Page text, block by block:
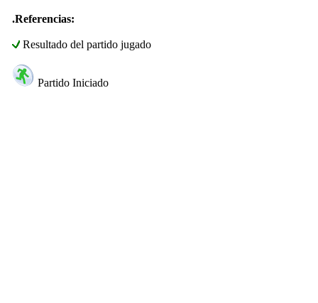
.Referencias:
Resultado del partido jugado
Partido Iniciado